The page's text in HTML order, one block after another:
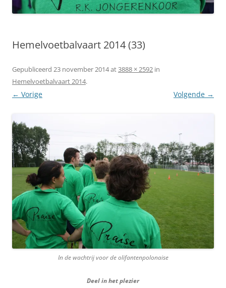
Hemelvoetbalvaart 2014 (33)
Gepubliceerd 23 november 2014at3888 × 2592 in
Hemelvoetbalvaart 2014.
← Vorige Volgende →
In de wachtrij voor de olifantenpolonaise
Deel in het plezier